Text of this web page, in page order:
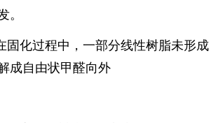
。
化过程中，一部分线性树脂未形成
成自由状甲醛向外